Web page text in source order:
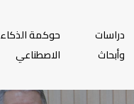
دراسات
وأبحاث
حوكمة الذكاء
الاصطناعي